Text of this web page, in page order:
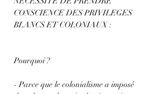
CONSCIENCE DES PRIVILEGES
BLANCS ET COLONIAUX :
Pourquoi ?
- Parce que le colonialisme a imposé